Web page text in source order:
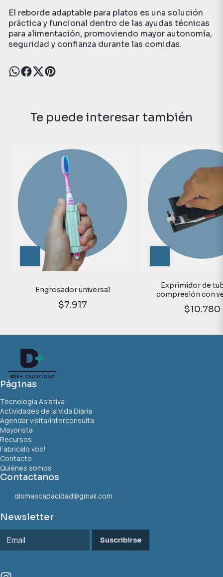
El reborde adaptable para platos es una solución
práctica y funcional dentro de las ayudas técnicas
para alimentación, promoviendo mayor autonomía,
seguridad y confianza durante las comidas.
Te puede interesar también
Engrosador universal
$7.917
Exprimidor de
compresión con
$10.780
Páginas
Tecnología Asistiva
Actividades de la Vida Diaria
Agendar visita/interconsulta
Mayorista
Recursos
Fabricalo vos!
Contacto
Quiénes somos
Contactanos
dismascapacidad@gmail.com
Newsletter
Suscribirse